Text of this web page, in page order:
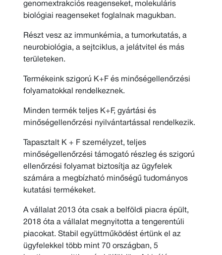
genomextrakciós reagenseket, molekuláris
biológiai reagenseket foglalnak magukban.
Részt vesz az immunkémia, a tumorkutatás, a
neurobiológia, a sejtciklus, a jelátvitel és más
területeken.
Termékeink szigorú K+F és minőségellenőrzési
folyamatokkal rendelkeznek.
Minden termék teljes K+F, gyártási és
minőségellenőrzési nyilvántartással rendelkezik.
Tapasztalt K + F személyzet, teljes
minőségellenőrzési támogató részleg és szigorú
ellenőrzési folyamat biztosítja az ügyfelek
számára a megbízható minőségű tudományos
kutatási termékeket.
A vállalat 2013 óta csak a belföldi piacra épült,
2018 óta a vállalat megnyitotta a tengerentúli
piacokat. Stabil együttműködést értünk el az
ügyfelekkel több mint 70 országban, 5